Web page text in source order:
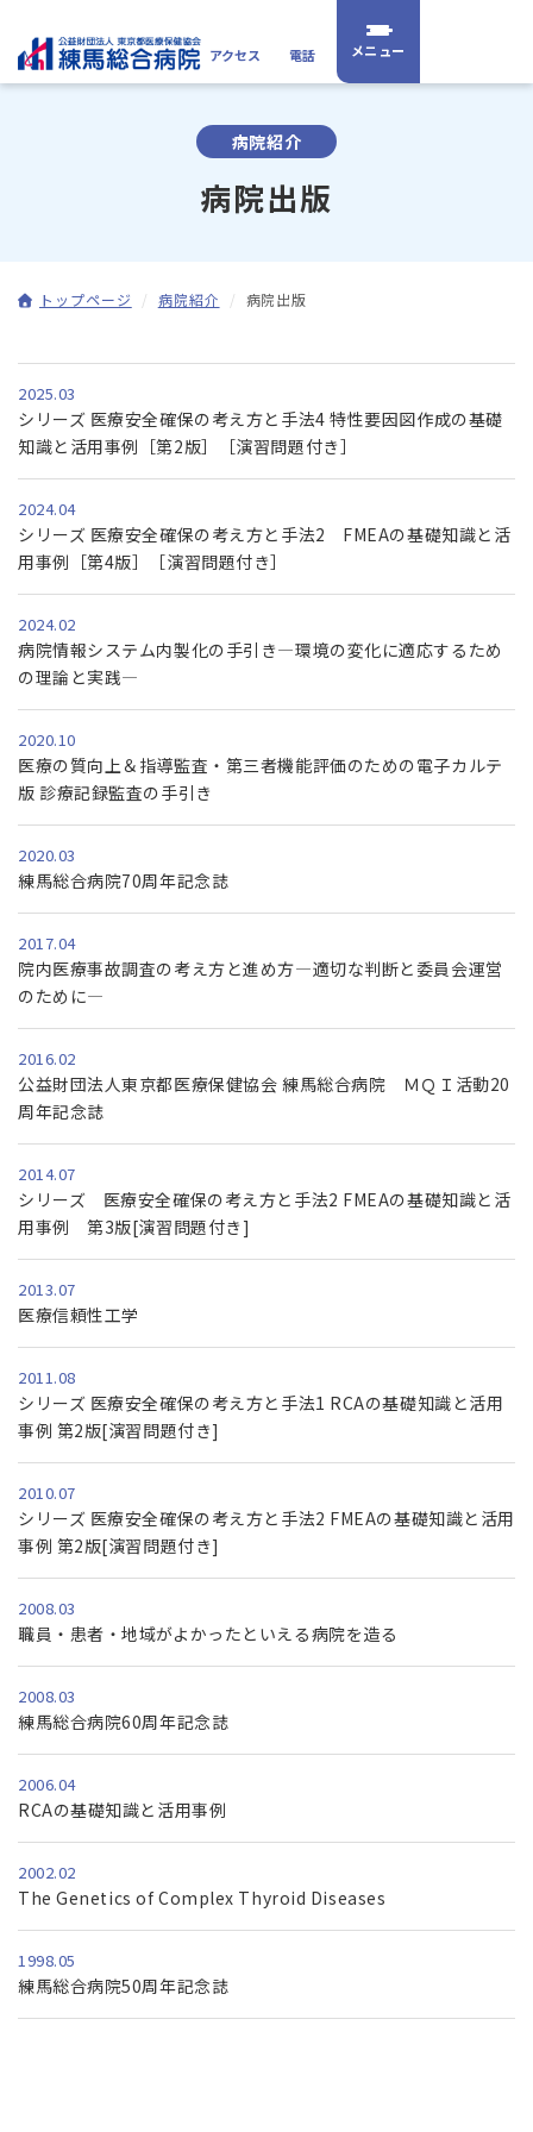
アクセス 電話
病院紹介
病院出版
トップページ 病院紹介 病院出版
2025.03
シリーズ 医療安全確保の考え方と手法4 特性要因図作成の基礎
知識と活用事例［第2版］［演習問題付き］
2024.04
シリーズ 医療安全確保の考え方と手法2 FMEAの基礎知識と活
用事例［第4版］［演習問題付き］
2024.02
病院情報システム内製化の手引き―環境の変化に適応するため
の理論と実践―
2020.10
医療の質向上＆指導監査・第三者機能評価のための電子カルテ
版 診療記録監査の手引き
2020.03
練馬総合病院70周年記念誌
2017.04
院内医療事故調査の考え方と進め方―適切な判断と委員会運営
のために―
2016.02
公益財団法人東京都医療保健協会 練馬総合病院 ＭＱＩ活動20
周年記念誌
2014.07
シリーズ 医療安全確保の考え方と手法2 FMEAの基礎知識と活
用事例 第3版[演習問題付き]
2013.07
医療信頼性工学
2011.08
シリーズ 医療安全確保の考え方と手法1 RCAの基礎知識と活用
事例 第2版[演習問題付き]
2010.07
シリーズ 医療安全確保の考え方と手法2 FMEAの基礎知識と活用
事例 第2版[演習問題付き]
2008.03
職員・患者・地域がよかったといえる病院を造る
2008.03
練馬総合病院60周年記念誌
2006.04
RCAの基礎知識と活用事例
2002.02
The Genetics of Complex Thyroid Diseases
1998.05
練馬総合病院50周年記念誌